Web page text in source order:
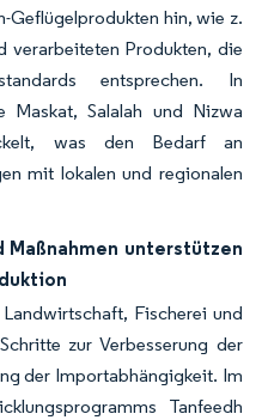
Geflügelprodukten hin, wie z.
verarbeiteten Produkten, die
entsprechen. In
Maskat, Salalah und Nizwa
was den Bedarf an
mit lokalen und regionalen
unterstützen
Fischerei und
zur Verbesserung der
der Importabhängigkeit. Im
Tanfeedh